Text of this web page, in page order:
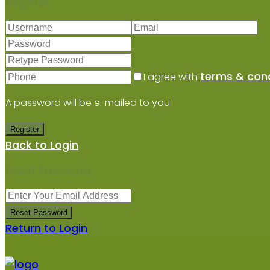
I agree with terms &
A password will be e-mailed to you
Register
Back to Login
Reset Password
Reset Password
Return to Login